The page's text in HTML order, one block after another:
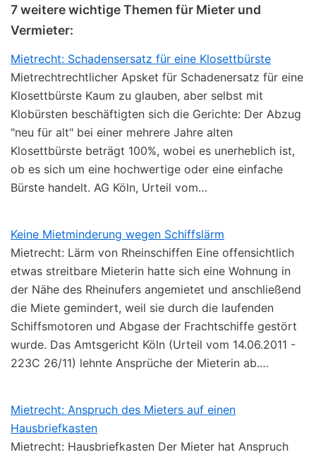
7 weitere wichtige Themen für Mieter und
Vermieter:
Mietrecht: Schadensersatz für eine Klosettbürste
Mietrechtrechtlicher Apsket für Schadenersatz für eine
Klosettbürste Kaum zu glauben, aber selbst mit
Klobürsten beschäftigten sich die Gerichte: Der Abzug
"neu für alt" bei einer mehrere Jahre alten
Klosettbürste beträgt 100%, wobei es unerheblich ist,
ob es sich um eine hochwertige oder eine einfache
Bürste handelt. AG Köln, Urteil vom…
Keine Mietminderung wegen Schiffslärm
Mietrecht: Lärm von Rheinschiffen Eine offensichtlich
etwas streitbare Mieterin hatte sich eine Wohnung in
der Nähe des Rheinufers angemietet und anschließend
die Miete gemindert, weil sie durch die laufenden
Schiffsmotoren und Abgase der Frachtschiffe gestört
wurde. Das Amtsgericht Köln (Urteil vom 14.06.2011 -
223C 26/11) lehnte Ansprüche der Mieterin ab.…
Mietrecht: Anspruch des Mieters auf einen
Hausbriefkasten
Mietrecht: Hausbriefkasten Der Mieter hat Anspruch